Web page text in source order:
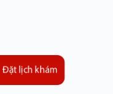
Đặt lịch khám